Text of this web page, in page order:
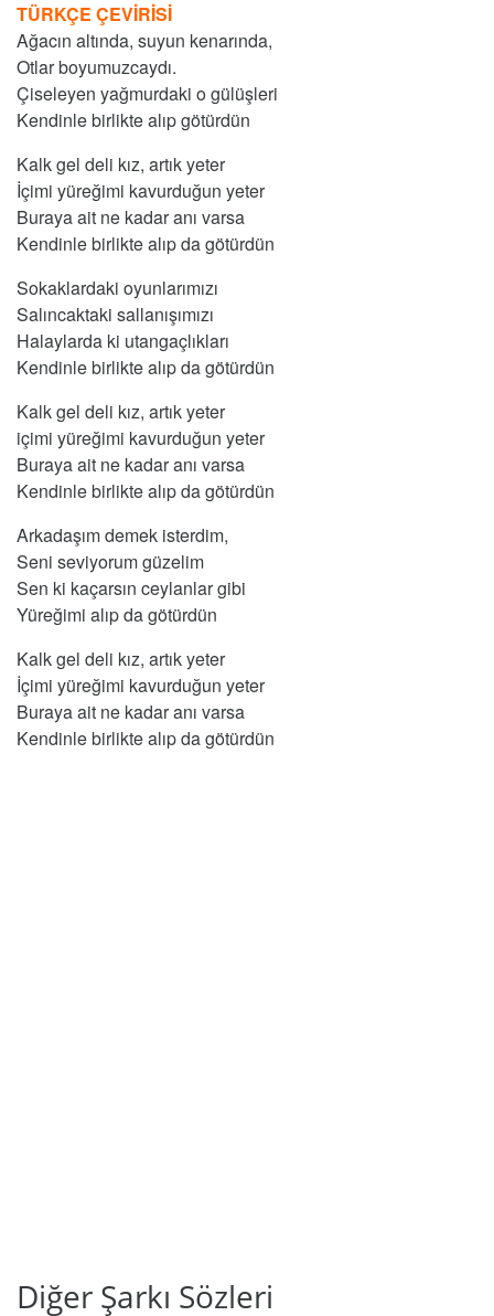
TÜRKÇE ÇEVİRİSİ
Ağacın altında, suyun kenarında,
Otlar boyumuzcaydı.
Çiseleyen yağmurdaki o gülüşleri
Kendinle birlikte alıp götürdün
Kalk gel deli kız, artık yeter
İçimi yüreğimi kavurduğun yeter
Buraya ait ne kadar anı varsa
Kendinle birlikte alıp da götürdün
Sokaklardaki oyunlarımızı
Salıncaktaki sallanışımızı
Halaylarda ki utangaçlıkları
Kendinle birlikte alıp da götürdün
Kalk gel deli kız, artık yeter
içimi yüreğimi kavurduğun yeter
Buraya ait ne kadar anı varsa
Kendinle birlikte alıp da götürdün
Arkadaşım demek isterdim,
Seni seviyorum güzelim
Sen ki kaçarsın ceylanlar gibi
Yüreğimi alıp da götürdün
Kalk gel deli kız, artık yeter
İçimi yüreğimi kavurduğun yeter
Buraya ait ne kadar anı varsa
Kendinle birlikte alıp da götürdün
Diğer Şarkı Sözleri